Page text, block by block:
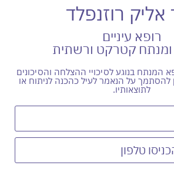
רוזנפלד
רופא עיניים
קטרקט ורשתית
המנתח בנוגע לסיכויי ההצלחה והסיכונים
להסתמך על הנאמר לעיל כהכנה לניתוח או
לתוצאותיו.